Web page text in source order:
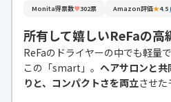
Monita得票数♥302票 Amazon評価★4.5
所有して嬉しいReFaの高
ReFaのドライヤーの中でも軽量
この「smart」。 ヘアサロンと
りと、コンパクトさを両立させた